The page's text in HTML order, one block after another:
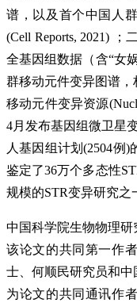
谱，以及首个中国人
(Cell Reports, 2021)
全基因组数据（含“女
群移动元件变异图谱
移动元件变异资源
4月发布基因组微卫星
人基因组计划(2504例
鉴定了36万个多态性
规模的STR变异研究之
中国科学院生物物理
该论文的共同第一作
士、何顺民研究员和
为论文的共同通讯作